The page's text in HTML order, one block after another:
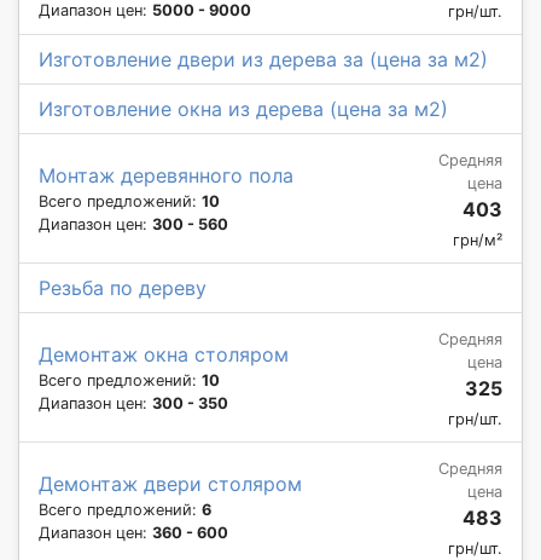
Диапазон цен: 5000 - 9000 грн/шт.
Изготовление двери из дерева за (цена за м2)
Изготовление окна из дерева (цена за м2)
Монтаж деревянного пола
Всего предложений: 10
Диапазон цен: 300 - 560
Средняя
цена
403
грн/м²
Резьба по дереву
Демонтаж окна столяром
Всего предложений: 10
Диапазон цен: 300 - 350
Средняя
цена
325
грн/шт.
Демонтаж двери столяром
Всего предложений: 6
Диапазон цен: 360 - 600
Средняя
цена
483
грн/шт.